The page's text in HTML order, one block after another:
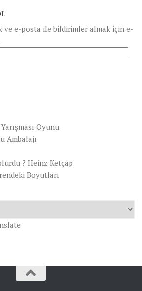
ve e-posta ile bildirimler almak için e-
Oyunu
Ambalajı
? Heinz Ketçap
Boyutları